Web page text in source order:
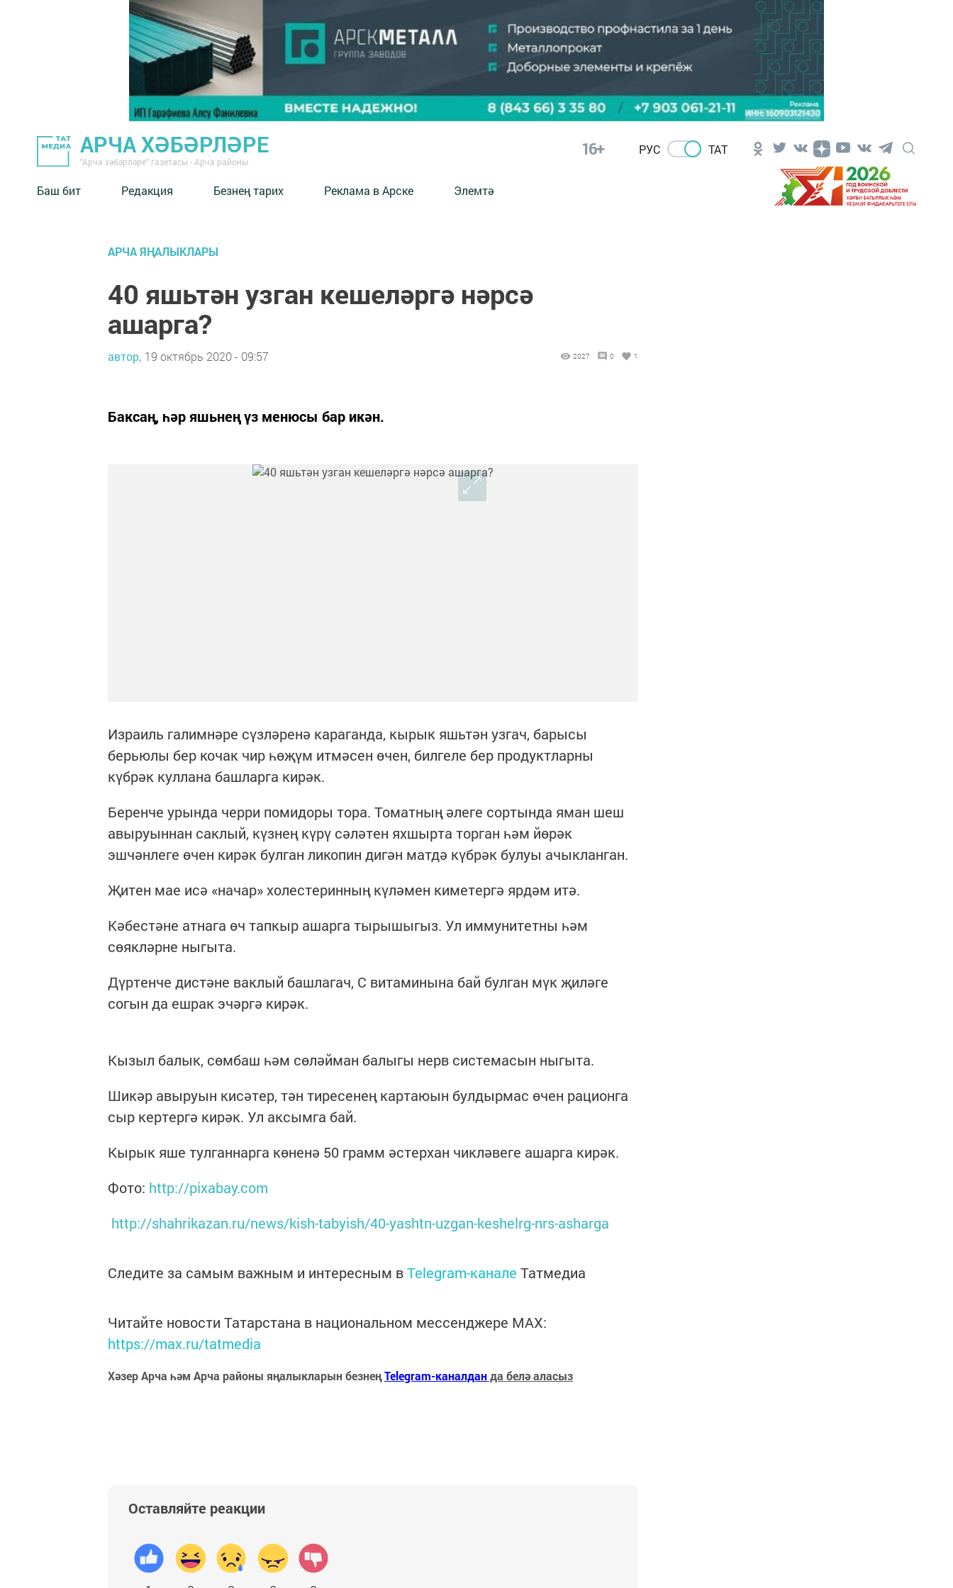
АРЧА ХӘБӘРЛӘРЕ
"Арча хәбәрләре" газетасы - Арча районы
16+ РУС ТАТ
Баш бит Редакция Безнең тарих Реклама в Арске Элемтә
АРЧА ЯҢАЛЫКЛАРЫ
40 яшьтән узган кешеләргә нәрсә
ашарга?
автор, 19 октябрь 2020 - 09:57 2027 0 1
Баксаң, һәр яшьнең үз менюсы бар икән.
Израиль галимнәре сүзләренә караганда, кырык яшьтән узгач, барысы
берьюлы бер кочак чир һөҗүм итмәсен өчен, билгеле бер продуктларны
күбрәк куллана башларга кирәк.
Беренче урында черри помидоры тора. Томатның әлеге сортында яман шеш
авыруыннан саклый, күзнең күрү сәләтен яхшырта торган һәм йөрәк
эшчәнлеге өчен кирәк булган ликопин дигән матдә күбрәк булуы ачыкланган.
Җитен мае исә «начар» холестеринның күләмен киметергә ярдәм итә.
Кәбестәне атнага өч тапкыр ашарга тырышыгыз. Ул иммунитетны һәм
сөякләрне ныгыта.
Дүртенче дистәне ваклый башлагач, С витаминына бай булган мүк җиләге
согын да ешрак эчәргә кирәк.
Кызыл балык, сөмбаш һәм сөләйман балыгы нерв системасын ныгыта.
Шикәр авыруын кисәтер, тән тиресенең картаюын булдырмас өчен рационга
сыр кертергә кирәк. Ул аксымга бай.
Кырык яше тулганнарга көненә 50 грамм әстерхан чикләвеге ашарга кирәк.
Фото: http://pixabay.com
http://shahrikazan.ru/news/kish-tabyish/40-yashtn-uzgan-keshelrg-nrs-asharga
Следите за самым важным и интересным вTelegram-канале Татмедиа
Читайте новости Татарстана в национальном мессенджере MАХ:
https://max.ru/tatmedia
Хәзер Арча һәм Арча районы яңалыкларын безнеңTelegram-каналданда белә аласыз
Оставляйте реакции